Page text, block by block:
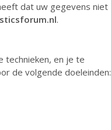
dat uw gegevens niet
.
technieken, en je te
de volgende doeleinden: